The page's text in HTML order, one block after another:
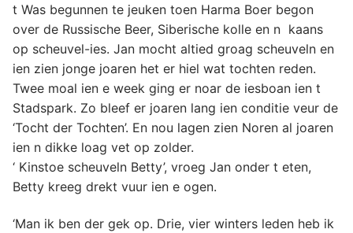
t Was begunnen te jeuken toen Harma Boer begon
over de Russische Beer, Siberische kolle en n kaans
op scheuvel-ies. Jan mocht altied groag scheuveln en
ien zien jonge joaren het er hiel wat tochten reden.
Twee moal ien e week ging er noar de iesboan ien t
Stadspark. Zo bleef er joaren lang ien conditie veur de
‘Tocht der Tochten’. En nou lagen zien Noren al joaren
ien n dikke loag vet op zolder.
‘ Kinstoe scheuveln Betty’, vroeg Jan onder t eten,
Betty kreeg drekt vuur ien e ogen.
‘Man ik ben der gek op. Drie, vier winters leden heb ik